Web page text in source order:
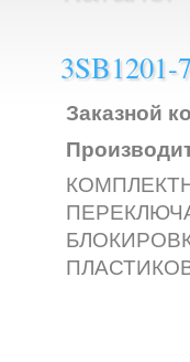
3SB1201-
Заказной